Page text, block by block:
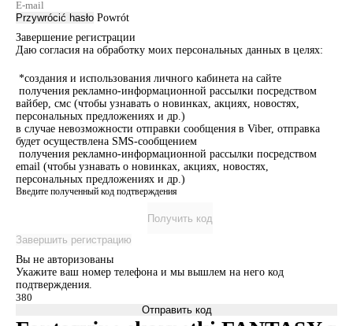
Przywrócić hasło Powrót
Завершение регистрации
Даю согласия на обработку моих персональных данных в целях:
*создания и использования личного кабинета на сайте
получения рекламно-информационной рассылки посредством
вайбер, смс (чтобы узнавать о новинках, акциях, новостях,
персональных предложениях и др.)
в случае невозможности отправки сообщения в Viber, отправка
будет осуществлена SMS-сообщением
получения рекламно-информационной рассылки посредством
email (чтобы узнавать о новинках, акциях, новостях,
персональных предложениях и др.)
Введите полученный код подтверждения
Получить код
Завершить регистрацию
Вы не авторизованы
Укажите ваш номер телефона и мы вышлем на него код
подтверждения.
Отправить код